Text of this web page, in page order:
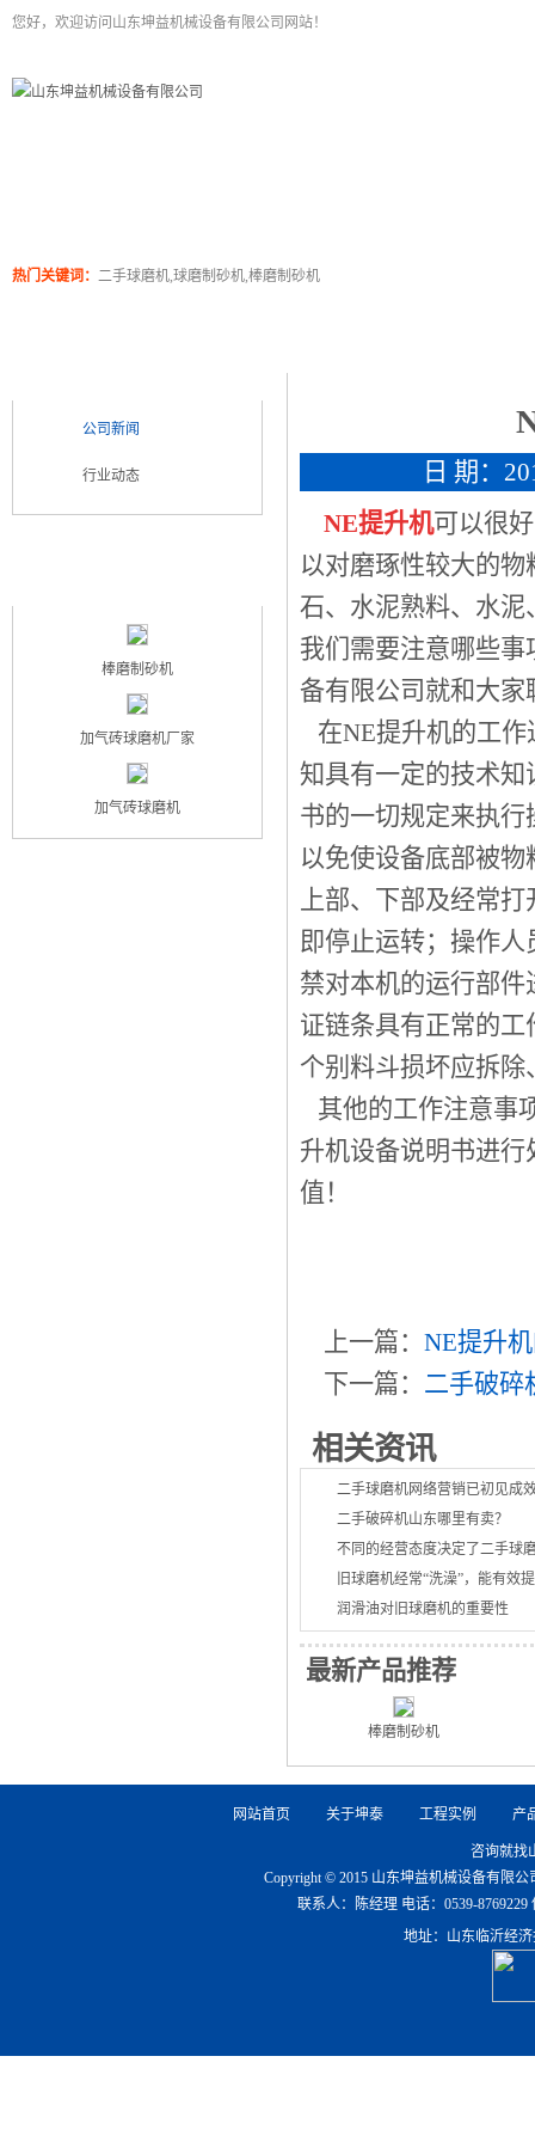
您好，欢迎访问山东坤益机械设备有限公司网站！
热门关键词： 二手球磨机,球磨制砂机,棒磨制砂机
日 期：
NE提升机可以很
以对磨琢性较大的
石、水泥熟料、水
我们需要注意哪些
备有限公司就和大家
在NE提升机的工作
知具有一定的技术
书的一切规定来执
以免使设备底部被
上部、下部及经常
即停止运转；操作
禁对本机的运行部
证链条具有正常的
个别料斗损坏应拆
其他的工作注意事
升机设备说明书进
值！
上一篇： NE提升
下一篇： 二手破碎
相关资讯
二手球磨机网络营销已初见成
二手破碎机山东哪里有卖？
不同的经营态度决定了二手球
旧球磨机经常“洗澡”，能有效
润滑油对旧球磨机的重要性
最新产品推荐
棒磨制砂机
公司新闻
行业动态
棒磨制砂机
加气砖球磨机厂家
加气砖球磨机
网站首页 关于坤泰 工程实例 产
咨询就找
Copyright © 2015 山东坤益机械设备有限
联系人：陈经理 电话：0539-8769229
地址：山东临沂经